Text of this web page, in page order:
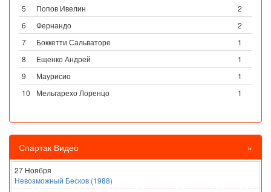
5
Попов Ивелин
2
6
Фернандо
2
7
Боккетти Сальваторе
1
8
Ещенко Андрей
1
9
Маурисио
1
10
Мельгарехо Лоренцо 1
Спартак Видео »
27 Ноября
Невозможный Бесков (1988)